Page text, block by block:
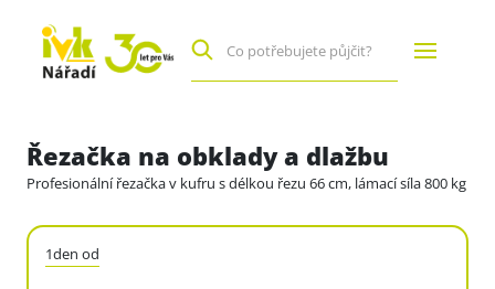
Řezačka na obklady a dlažbu
Profesionální řezačka v kufru s délkou řezu 66 cm, lámací síla 800 kg
1den od